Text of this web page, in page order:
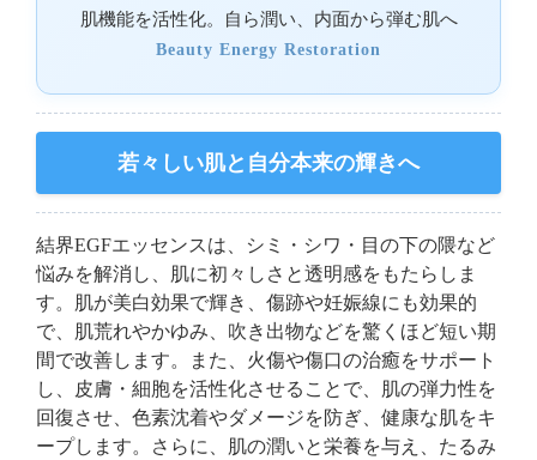
肌機能を活性化。自ら潤い、内面から弾む肌へ
Beauty Energy Restoration
若々しい肌と自分本来の輝きへ
結界EGFエッセンスは、シミ・シワ・目の下の隈など
悩みを解消し、肌に初々しさと透明感をもたらしま
す。肌が美白効果で輝き、傷跡や妊娠線にも効果的
で、肌荒れやかゆみ、吹き出物などを驚くほど短い期
間で改善します。また、火傷や傷口の治癒をサポート
し、皮膚・細胞を活性化させることで、肌の弾力性を
回復させ、色素沈着やダメージを防ぎ、健康な肌をキ
ープします。さらに、肌の潤いと栄養を与え、たるみ